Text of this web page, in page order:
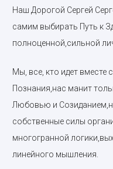
Наш Дорогой Сергей
самим выбирать Путь к
полноценной,сильной
Мы, все, кто идет
Познания,нас манит
Любовью и
собственные силы
многогранной
линейного мышления.